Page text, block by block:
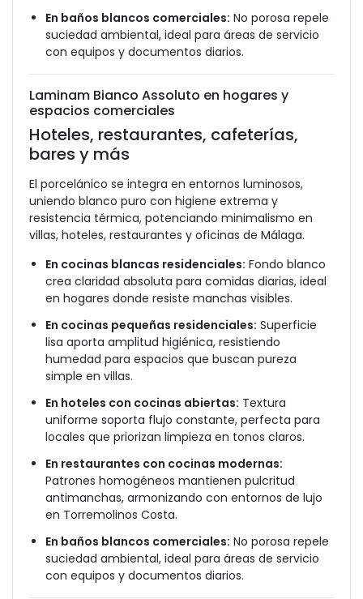
En baños blancos comerciales: No porosa repele
suciedad ambiental, ideal para áreas de servicio
con equipos y documentos diarios.
Laminam Bianco Assoluto en hogares y
espacios comerciales
Hoteles, restaurantes, cafeterías,
bares y más
El porcelánico se integra en entornos luminosos,
uniendo blanco puro con higiene extrema y
resistencia térmica, potenciando minimalismo en
villas, hoteles, restaurantes y oficinas de Málaga.
En cocinas blancas residenciales: Fondo blanco
crea claridad absoluta para comidas diarias, ideal
en hogares donde resiste manchas visibles.
En cocinas pequeñas residenciales: Superficie
lisa aporta amplitud higiénica, resistiendo
humedad para espacios que buscan pureza
simple en villas.
En hoteles con cocinas abiertas: Textura
uniforme soporta flujo constante, perfecta para
locales que priorizan limpieza en tonos claros.
En restaurantes con cocinas modernas:
Patrones homogéneos mantienen pulcritud
antimanchas, armonizando con entornos de lujo
en Torremolinos Costa.
En baños blancos comerciales: No porosa repele
suciedad ambiental, ideal para áreas de servicio
con equipos y documentos diarios.